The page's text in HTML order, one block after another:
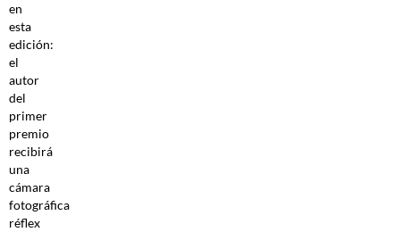
en
esta
edición:
el
autor
del
primer
premio
recibirá
una
cámara
fotográfica
réflex